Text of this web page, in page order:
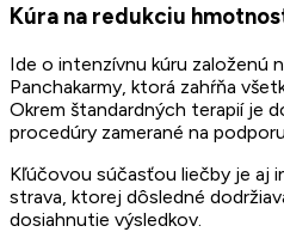
Kúra na redukciu
Ide o intenzívnu kúru založenú
Panchakarmy, ktorá zahŕňa
Okrem štandardných terapií je
procedúry zamerané na
Kľúčovou súčasťou liečby je aj
strava, ktorej dôsledné
dosiahnutie výsledkov.